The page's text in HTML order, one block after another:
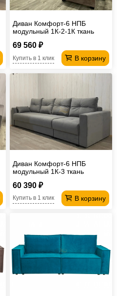
Диван Комфорт-6 НПБ
модульный 1К-2-1К ткань
69 560 ₽
В корзину
Купить в 1 клик
Диван Комфорт-6 НПБ
модульный 1К-3 ткань
60 390 ₽
В корзину
Купить в 1 клик